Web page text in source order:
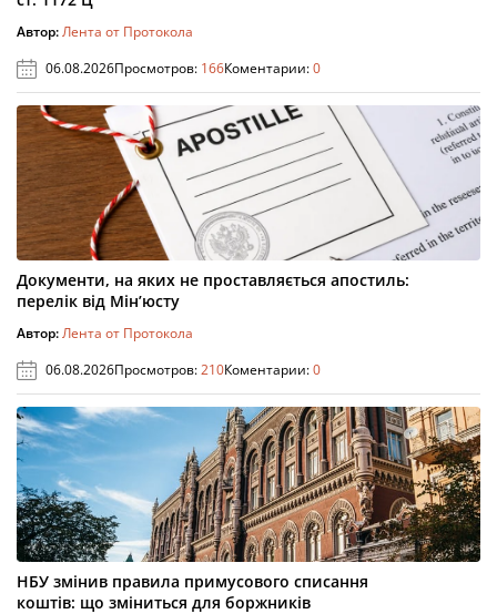
Автор:Лента от Протокола
06.08.2026Просмотров: 166Коментарии:0
Документи, на яких не проставляється апостиль:
перелік від Мін’юсту
Автор:Лента от Протокола
06.08.2026Просмотров:210Коментарии:0
НБУ змінив правила примусового списання
коштів: що зміниться для боржників